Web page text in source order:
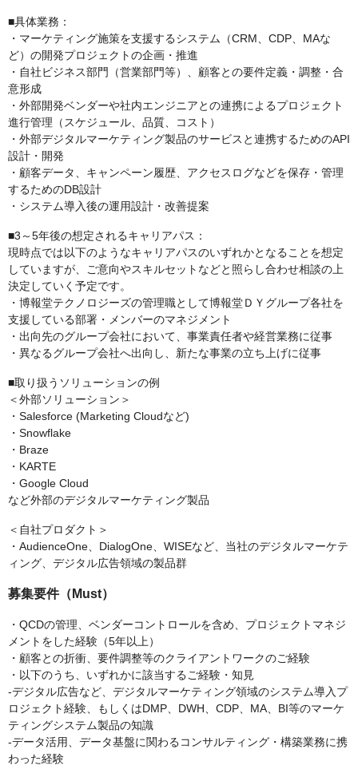
■具体業務：
・マーケティング施策を支援するシステム（CRM、CDP、MAな
ど）の開発プロジェクトの企画・推進
・自社ビジネス部門（営業部門等）、顧客との要件定義・調整・合
意形成
・外部開発ベンダーや社内エンジニアとの連携によるプロジェクト
進行管理（スケジュール、品質、コスト）
・外部デジタルマーケティング製品のサービスと連携するためのAPI
設計・開発
・顧客データ、キャンペーン履歴、アクセスログなどを保存・管理
するためのDB設計
・システム導入後の運用設計・改善提案
■3～5年後の想定されるキャリアパス：
現時点では以下のようなキャリアパスのいずれかとなることを想定
していますが、ご意向やスキルセットなどと照らし合わせ相談の上
決定していく予定です。
・博報堂テクノロジーズの管理職として博報堂ＤＹグループ各社を
支援している部署・メンバーのマネジメント
・出向先のグループ会社において、事業責任者や経営業務に従事
・異なるグループ会社へ出向し、新たな事業の立ち上げに従事
■取り扱うソリューションの例
＜外部ソリューション＞
・Salesforce (Marketing Cloudなど)
・Snowflake
・Braze
・KARTE
・Google Cloud
など外部のデジタルマーケティング製品
＜自社プロダクト＞
・AudienceOne、DialogOne、WISEなど、当社のデジタルマーケテ
ィング、デジタル広告領域の製品群
募集要件（Must）
・QCDの管理、ベンダーコントロールを含め、プロジェクトマネジ
メントをした経験（5年以上）
・顧客との折衝、要件調整等のクライアントワークのご経験
・以下のうち、いずれかに該当するご経験・知見
‐デジタル広告など、デジタルマーケティング領域のシステム導入プ
ロジェクト経験、もしくはDMP、DWH、CDP、MA、BI等のマーケ
ティングシステム製品の知識
‐データ活用、データ基盤に関わるコンサルティング・構築業務に携
わった経験